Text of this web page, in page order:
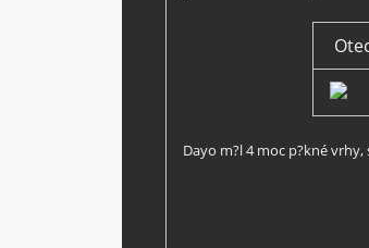
Dayo m?l 4 moc p?kné